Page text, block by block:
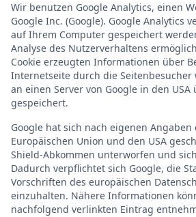
Wir benutzen Google Analytics, einen
Google Inc. (Google). Google Analytics
auf Ihrem Computer gespeichert
Analyse des Nutzerverhaltens
Cookie erzeugten Informationen über
Internetseite durch die Seitenbesucher
an einen Server von Google in den
gespeichert.
Google hat sich nach eigenen
Europäischen Union und den USA
Shield-Abkommen unterworfen und
Dadurch verpflichtet sich Google, die
Vorschriften des europäischen
einzuhalten. Nähere Informationen
nachfolgend verlinkten Eintrag